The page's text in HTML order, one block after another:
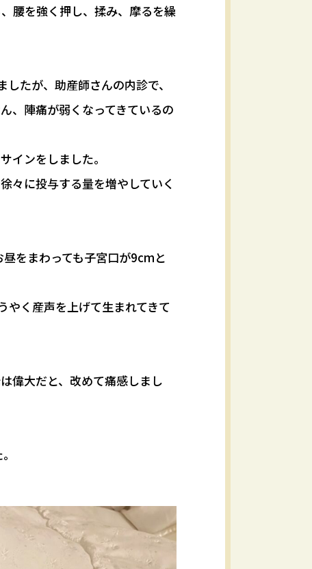
腰を強く押し、揉み、摩るを繰
たが、助産師さんの内診で、
、陣痛が弱くなってきているの
インをしました。
々に投与する量を増やしていく
をまわっても子宮口が9cmと
く産声を上げて生まれてきて
偉大だと、改めて痛感しまし